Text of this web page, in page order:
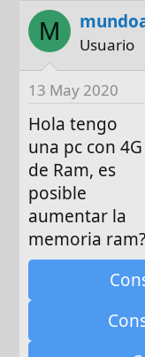
r
M Usuario
13 May 2020
Hola tengo
una pc con 4G
de Ram, es
posible
aumentar la
memoria ram?